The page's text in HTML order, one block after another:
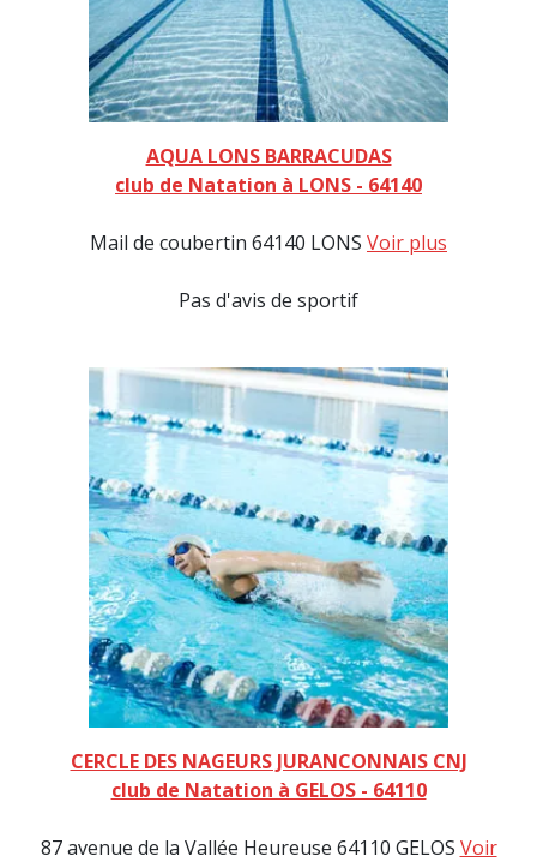
AQUA LONS BARRACUDAS
club de Natation à LONS - 64140
Mail de coubertin 64140 LONS Voir plus
Pas d'avis de sportif
CERCLE DES NAGEURS JURANCONNAIS CNJ
club de Natation à GELOS - 64110
87 avenue de la Vallée Heureuse 64110 GELOS Voir